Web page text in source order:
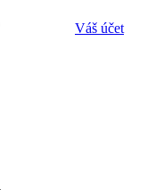
Váš účet